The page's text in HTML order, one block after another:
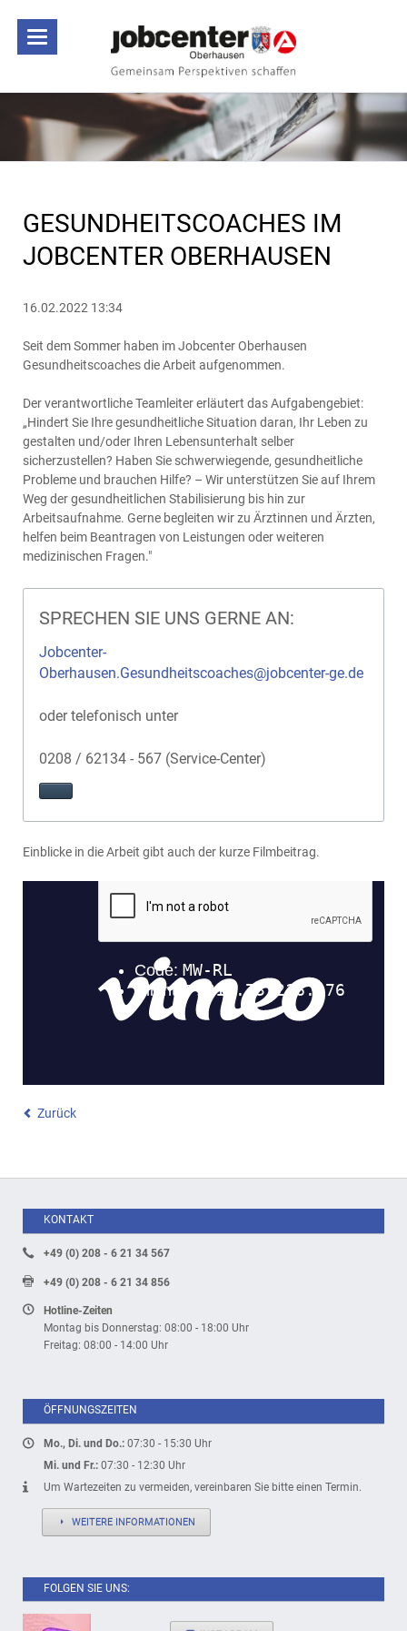
GESUNDHEITSCOACHES IM
JOBCENTER OBERHAUSEN
16.02.2022 13:34
Seit dem Sommer haben im Jobcenter Oberhausen
Gesundheitscoaches die Arbeit aufgenommen.
Der verantwortliche Teamleiter erläutert das Aufgabengebiet:
„Hindert Sie Ihre gesundheitliche Situation daran, Ihr Leben zu
gestalten und/oder Ihren Lebensunterhalt selber
sicherzustellen? Haben Sie schwerwiegende, gesundheitliche
Probleme und brauchen Hilfe? – Wir unterstützen Sie auf Ihrem
Weg der gesundheitlichen Stabilisierung bis hin zur
Arbeitsaufnahme. Gerne begleiten wir zu Ärztinnen und Ärzten,
helfen beim Beantragen von Leistungen oder weiteren
medizinischen Fragen."
SPRECHEN SIE UNS GERNE AN:
Jobcenter-
Oberhausen.Gesundheitscoaches@jobcenter-ge.de
oder telefonisch unter
0208 / 62134 - 567 (Service-Center)
Einblicke in die Arbeit gibt auch der kurze Filmbeitrag.
Zurück
KONTAKT
+49 (0) 208 - 6 21 34 567
+49 (0) 208 - 6 21 34 856
Hotline-Zeiten
Montag bis Donnerstag: 08:00 - 18:00 Uhr
Freitag: 08:00 - 14:00 Uhr
ÖFFNUNGSZEITEN
Mo., Di. und Do.:07:30 - 15:30 Uhr
Mi. und Fr.: 07:30 - 12:30 Uhr
Um Wartezeiten zu vermeiden, vereinbaren Sie bitte einen Termin.
WEITERE INFORMATIONEN
FOLGEN SIE UNS: